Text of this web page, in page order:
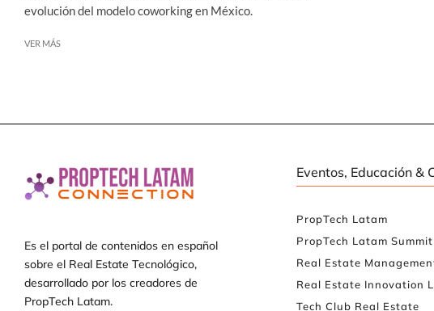
evolución del modelo coworking en México.
VER MÁS
Es el portal de contenidos en español
sobre el Real Estate Tecnológico,
desarrollado por los creadores de
PropTech Latam.
Eventos, Educación &
PropTech Latam
PropTech Latam Summit
Real Estate
Real Estate Innovation
Tech Club Real Estate